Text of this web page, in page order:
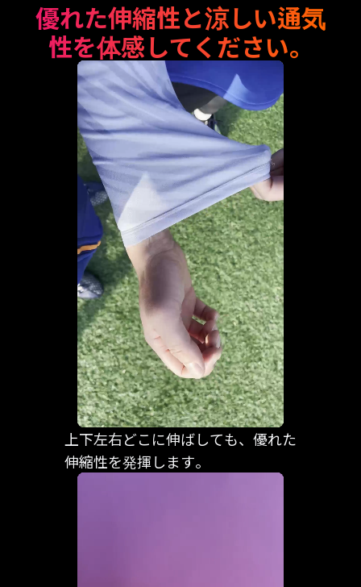
優れた伸縮性と涼しい通気
性を体感してください。
上下左右どこに伸ばしても、優れた
伸縮性を発揮します。